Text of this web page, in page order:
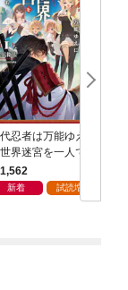
忍者は万能ゆえに
界迷宮を一人でど
でも深く潜る 1
1,562
新着 試読増量